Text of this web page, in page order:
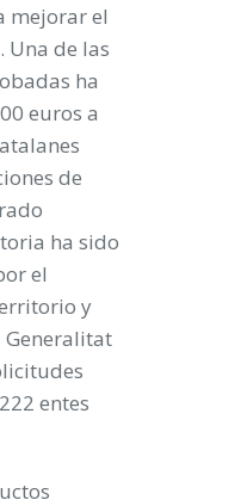
mejorar el
de las
ha
euros a
de
ha sido
el
y
entes